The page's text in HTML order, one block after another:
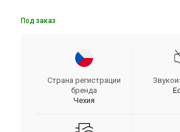
Под заказ
Страна регистрации
бренда
Чехия